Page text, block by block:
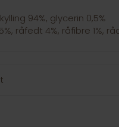
94%, glycerin 0,5%
råfedt 4%, råfibre 1%,